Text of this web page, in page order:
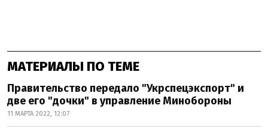
МАТЕРИАЛЫ ПО ТЕМЕ
Правительство передало "Укрспецэкспорт" и
две его "дочки" в управление Минобороны
11 МАРТА 2022, 12:07